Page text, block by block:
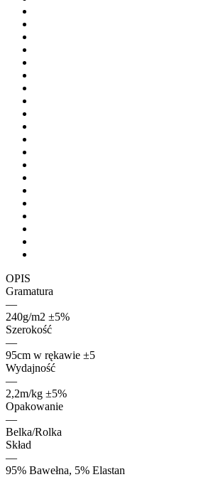
OPIS
Gramatura
—
240g/m2 ±5%
Szerokość
—
95cm w rękawie ±5
Wydajność
—
2,2m/kg ±5%
Opakowanie
—
Belka/Rolka
Skład
—
95% Bawełna, 5% Elastan